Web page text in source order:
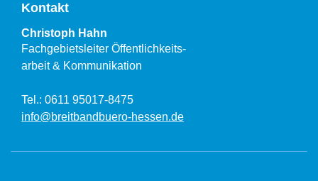
Kontakt
Christoph Hahn
Fachgebietsleiter Öffentlichkeits-
arbeit & Kommunikation
Tel.: 0611 95017-8475
info@breitbandbuero-hessen.de